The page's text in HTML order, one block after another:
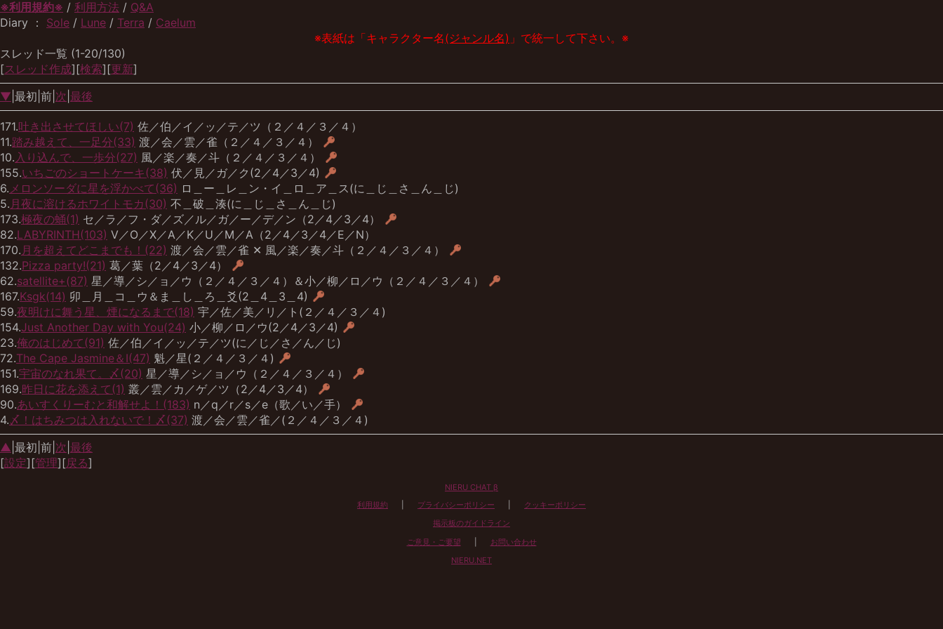
※利用規約※ / 利用方法 / Q&A
Diary ： Sole / Lune / Terra / Caelum
※表紙は「キャラクター名(ジャンル名) 」で統一して下さい。※
スレッド一覧 (1-20/130)
[スレッド作成][検索][更新]
▼ |最初|前| 次 最後
171.吐き出させてほしい(7) 佐／伯／イ／ッ／テ／ツ（２／４／３／４）
11.踏み越えて、一足分(33) 渡／会／雲／雀（２／４／３／４）
10.入り込んで、一歩分(27) 風／楽／奏／斗（２／４／３／４）
155.いちごのショートケーキ(38) 伏／見／ガ／ク(2／4／3／4)
6.メロンソーダに星を浮かべて(36) ロ＿ー＿レ＿ン・イ＿ロ＿ア＿ス(に＿じ＿さ＿ん＿じ)
5. 月夜に溶けるホワイトモカ(30) 不＿破＿湊(に＿じ＿さ＿ん＿じ)
173.極夜の蛹(1) セ／ラ／フ・ダ／ズ／ル／ガ／ー／デ／ン（2／4／3／4）
82.LABYRINTH(103) V／O／X／A／K／U／M／A（2／4／3／4／E／N）
170. 月を超えてどこまでも！(22) 渡／会／雲／雀‪ ✕ 風／楽／奏／斗（２／４／３／４）
132.Pizza party!(21) 葛／葉（2／4／3／4）
62.satellite+(87) 星／導／シ／ョ／ウ（２／４／３／４）＆小／柳／ロ／ウ（２／４／３／４）
167.Ksgk(14) 卯＿月＿コ＿ウ＆ま＿し＿ろ＿爻(2＿4＿3＿4)
59.夜明けに舞う星、煙になるまで(18) 宇／佐／美／リ／ト(２／４／３／４)
154.Just Another Day with You(24) 小／柳／ロ／ウ(2／4／3／4)
23.俺のはじめて(91) 佐／伯／イ／ッ／テ／ツ(に／じ／さ／ん／じ)
72.The Cape Jasmine＆I(47) 魁／星(２／４／３／４)
151.宇宙のなれ果て。〆(20) 星／導／シ／ョ／ウ（２／４／３／４）
169.昨日に花を添えて(1) 叢／雲／カ／ゲ／ツ（2／4／3／4）
90.あいすくりーむと和解せよ！(183) n／q／r／s／e（歌／い／手）
4.〆！はちみつは入れないで！〆(37) 渡／会／雲／雀／(２／４／３／４)
▲ |最初|前| 次 最後
[設定][管理][戻る]
NIERU CHAT β
利用規約
プライバシーポリシー
クッキーポリシー
掲示板のガイドライン
ご意見・ご要望
お問い合わせ
NIERU.NET